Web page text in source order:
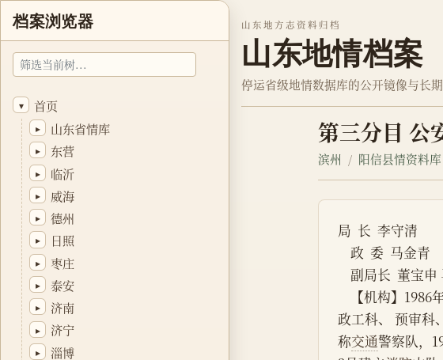
山东地方志资料归档
山东地情档案
停运省级地情数据库的公开镜像与长期
第三分目 公
滨州 阳信县情资料库
档案浏览器
▾ 首页
▸ 山东省情库
▸ 东营
▸ 临沂
▸ 威海
▸ 德州
▸ 日照
▸ 枣庄
▸ 泰安
▸ 济南
▸ 济宁
▸ 淄博
局  长  李守清
    政  委  马金青
副局长  董宝申
【机构】1986
政工科、 预审科
称交通警察队，